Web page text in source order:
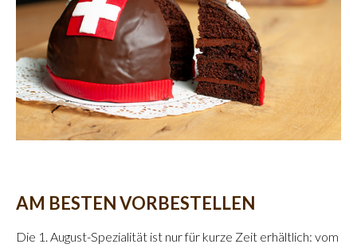
AM BESTEN VORBESTELLEN
Die 1. August-Spezialität ist nur für kurze Zeit erhältlich: vom